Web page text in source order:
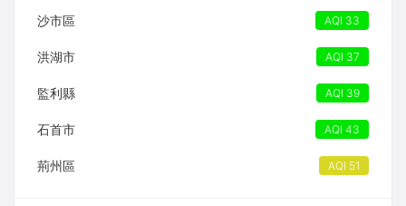
沙市區 AQI 33
洪湖市 AQI 37
監利縣 AQI 39
石首市 AQI 43
荊州區 AQI 51